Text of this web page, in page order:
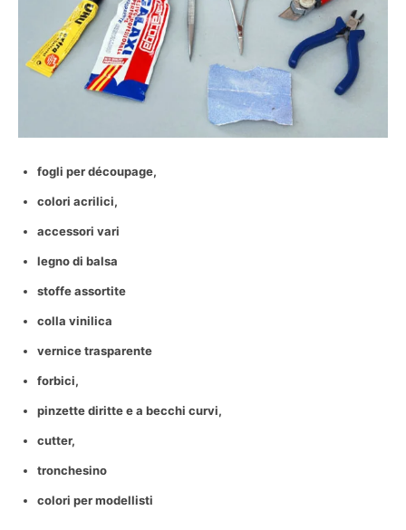
fogli per découpage,
colori acrilici,
accessori vari
legno di balsa
stoffe assortite
colla vinilica
vernice trasparente
forbici,
pinzette diritte e a becchi curvi,
cutter,
tronchesino
colori per modellisti